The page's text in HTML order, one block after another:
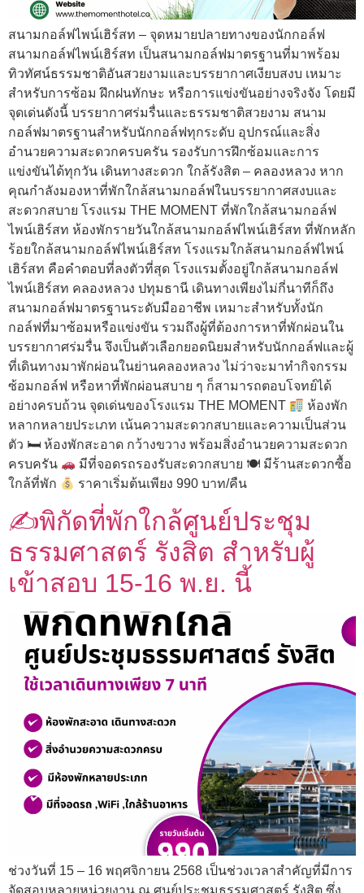
สนามกอล์ฟไพน์เฮิร์สท – จุดหมายปลายทางของนักกอล์ฟ
สนามกอล์ฟไพน์เฮิร์สท เป็นสนามกอล์ฟมาตรฐานที่มาพร้อม
ทิวทัศน์ธรรมชาติอันสวยงามและบรรยากาศเงียบสงบ เหมาะ
สำหรับการซ้อม ฝึกฝนทักษะ หรือการแข่งขันอย่างจริงจัง โดยมี
จุดเด่นดังนี้ บรรยากาศร่มรื่นและธรรมชาติสวยงาม สนาม
กอล์ฟมาตรฐานสำหรับนักกอล์ฟทุกระดับ อุปกรณ์และสิ่ง
อำนวยความสะดวกครบครัน รองรับการฝึกซ้อมและการ
แข่งขันได้ทุกวัน เดินทางสะดวก ใกล้รังสิต – คลองหลวง หาก
คุณกำลังมองหาที่พักใกล้สนามกอล์ฟในบรรยากาศสงบและ
สะดวกสบาย โรงแรม THE MOMENT ที่พักใกล้สนามกอล์ฟ
ไพน์เฮิร์สท ห้องพักรายวันใกล้สนามกอล์ฟไพน์เฮิร์สท ที่พักหลัก
ร้อยใกล้สนามกอล์ฟไพน์เฮิร์สท โรงแรมใกล้สนามกอล์ฟไพน์
เฮิร์สท คือคำตอบที่ลงตัวที่สุด โรงแรมตั้งอยู่ใกล้สนามกอล์ฟ
ไพน์เฮิร์สท คลองหลวง ปทุมธานี เดินทางเพียงไม่กี่นาทีก็ถึง
สนามกอล์ฟมาตรฐานระดับมืออาชีพ เหมาะสำหรับทั้งนัก
กอล์ฟที่มาซ้อมหรือแข่งขัน รวมถึงผู้ที่ต้องการหาที่พักผ่อนใน
บรรยากาศร่มรื่น จึงเป็นตัวเลือกยอดนิยมสำหรับนักกอล์ฟและผู้
ที่เดินทางมาพักผ่อนในย่านคลองหลวง ไม่ว่าจะมาทำกิจกรรม
ซ้อมกอล์ฟ หรือหาที่พักผ่อนสบาย ๆ ก็สามารถตอบโจทย์ได้
อย่างครบถ้วน จุดเด่นของโรงแรม THE MOMENT
ห้องพัก
หลากหลายประเภท เน้นความสะดวกสบายและความเป็นส่วน
ตัว 🛏 ห้องพักสะอาด กว้างขวาง พร้อมสิ่งอำนวยความสะดวก
ครบครัน
มีที่จอดรถรองรับสะดวกสบาย 🍽 มีร้านสะดวกซื้อ
ใกล้ที่พัก
ราคาเริ่มต้นเพียง 990 บาท/คืน
✍️พิกัดที่พักใกล้ศูนย์ประชุม
ธรรมศาสตร์ รังสิต สำหรับผู้
เข้าสอบ 15-16 พ.ย. นี้
ช่วงวันที่ 15 – 16 พฤศจิกายน 2568 เป็นช่วงเวลาสำคัญที่มีการ
จัดสอบหลายหน่วยงาน ณ ศูนย์ประชุมธรรมศาสตร์ รังสิต ซึ่ง